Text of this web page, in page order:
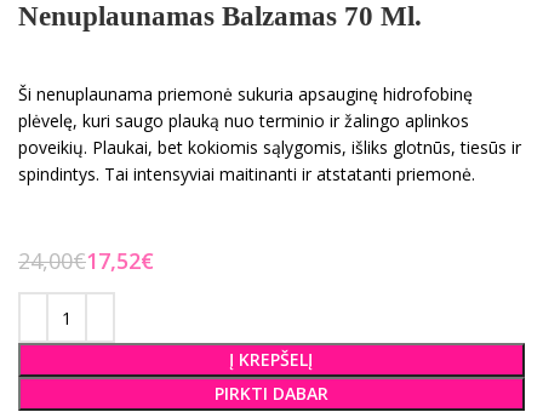
Nenuplaunamas Balzamas 70 Ml.
Ši nenuplaunama priemonė sukuria apsauginę hidrofobinę
plėvelę, kuri saugo plauką nuo terminio ir žalingo aplinkos
poveikių. Plaukai, bet kokiomis sąlygomis, išliks glotnūs, tiesūs ir
spindintys. Tai intensyviai maitinanti ir atstatanti priemonė.
24,00€17,52€
Į KREPŠELĮ
PIRKTI DABAR